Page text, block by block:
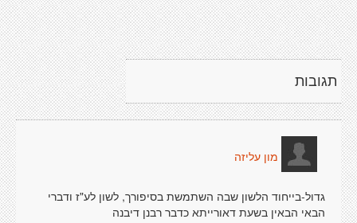
תגובות
מון עליזה
גדול-בייחוד הלשון שבה השתמשת בסיפורך, לשון לע"ז ודברי
הבאי הבאין בשעת דאורייתא כדבר רבנן דיבנה